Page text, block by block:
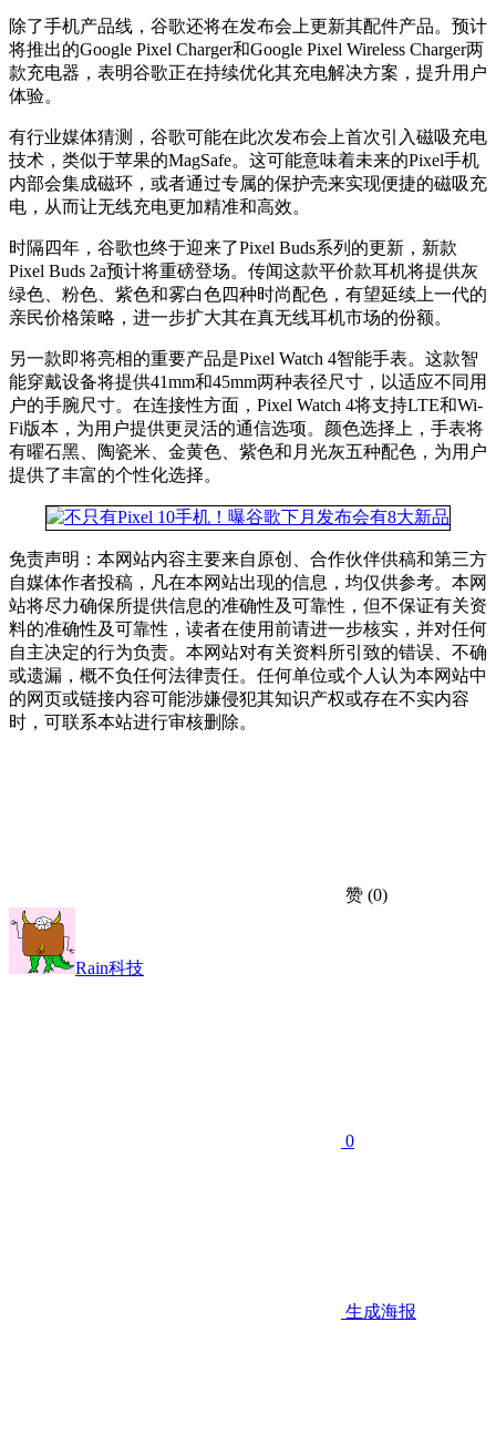
除了手机产品线，谷歌还将在发布会上更新其配件产品。预计
将推出的Google Pixel Charger和Google Pixel Wireless Charger两
款充电器，表明谷歌正在持续优化其充电解决方案，提升用户
体验。
有行业媒体猜测，谷歌可能在此次发布会上首次引入磁吸充电
技术，类似于苹果的MagSafe。这可能意味着未来的Pixel手机
内部会集成磁环，或者通过专属的保护壳来实现便捷的磁吸充
电，从而让无线充电更加精准和高效。
时隔四年，谷歌也终于迎来了Pixel Buds系列的更新，新款
Pixel Buds 2a预计将重磅登场。传闻这款平价款耳机将提供灰
绿色、粉色、紫色和雾白色四种时尚配色，有望延续上一代的
亲民价格策略，进一步扩大其在真无线耳机市场的份额。
另一款即将亮相的重要产品是Pixel Watch 4智能手表。这款智
能穿戴设备将提供41mm和45mm两种表径尺寸，以适应不同用
户的手腕尺寸。在连接性方面，Pixel Watch 4将支持LTE和Wi-
Fi版本，为用户提供更灵活的通信选项。颜色选择上，手表将
有曜石黑、陶瓷米、金黄色、紫色和月光灰五种配色，为用户
提供了丰富的个性化选择。
免责声明：本网站内容主要来自原创、合作伙伴供稿和第三方
自媒体作者投稿，凡在本网站出现的信息，均仅供参考。本网
站将尽力确保所提供信息的准确性及可靠性，但不保证有关资
料的准确性及可靠性，读者在使用前请进一步核实，并对任何
自主决定的行为负责。本网站对有关资料所引致的错误、不确
或遗漏，概不负任何法律责任。任何单位或个人认为本网站中
的网页或链接内容可能涉嫌侵犯其知识产权或存在不实内容
时，可联系本站进行审核删除。
赞 (0)
Rain科技
0
生成海报